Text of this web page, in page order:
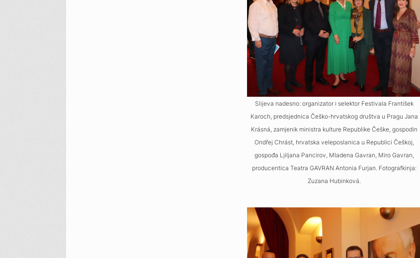
Slijeva nadesno: organizator i selektor Festivala František
Karoch, predsjednica Češko-hrvatskog društva u Pragu Jana
Krásná, zamjenik ministra kulture Republike Češke, gospodin
Ondřej Chrást, hrvatska veleposlanica u Republici Češkoj,
gospođa Ljiljana Pancirov, Mladena Gavran, Miro Gavran,
producentica Teatra GAVRAN Antonia Furjan. Fotografkinja:
Zuzana Hubinková.